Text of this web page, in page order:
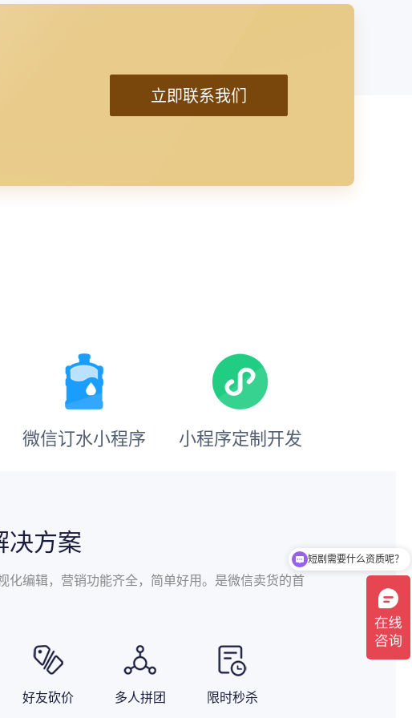
立即联系我们
微信订水小程序 小程序定制开发
决方案
化编辑，营销功能齐全，简单好用。是微信卖货的首
好友砍价 多人拼团 限时秒杀
短剧需要什么资质呢？